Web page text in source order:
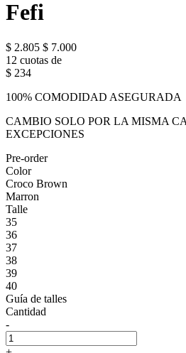
Fefi
$ 2.805 $ 7.000
12 cuotas de
$ 234
100% COMODIDAD ASEGURADA
CAMBIO SOLO POR LA MISMA
EXCEPCIONES
Pre-order
Color
Croco Brown
Marron
Talle
35
36
37
38
39
40
Guía de talles
Cantidad
-